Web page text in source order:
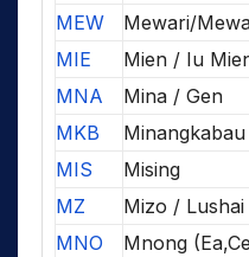
MEW
Mewari/
MIE
Mien / Iu
MNA
Mina / Gen
MKB
Minangkabau
MIS
Mising
MZ
Mizo / Lushai
MNO
Mnong